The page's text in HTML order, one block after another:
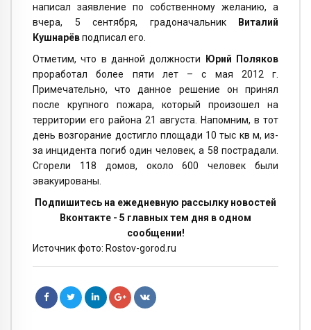
написал заявление по собственному желанию, а
вчера, 5 сентября, градоначальник
Виталий
Кушнарёвподписал его.
Отметим, что в данной должности
Юрий Поляков
проработал более пяти лет – с мая 2012 г.
Примечательно, что данное решение он принял
после крупного пожара, который произошел на
территории его района 21 августа. Напомним, в тот
день возгорание достигло площади 10 тыс кв м, из-
за инцидента погиб один человек, а 58 пострадали.
Сгорели 118 домов, около 600 человек были
эвакуированы.
Подпишитесь на ежедневную рассылку новостей
Вконтакте - 5 главных тем дня в одном
сообщении!
Источник фото: Rostov-gorod.ru